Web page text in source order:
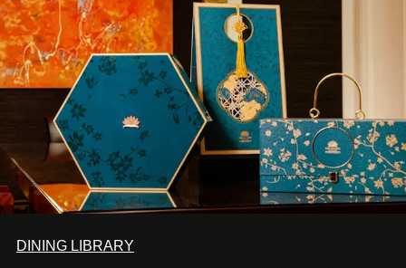
DINING LIBRARY